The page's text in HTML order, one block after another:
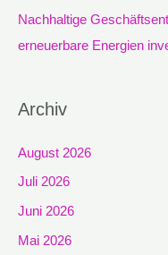
Nachhaltige
erneuerbare Energien
Archiv
August 2026
Juli 2026
Juni 2026
Mai 2026